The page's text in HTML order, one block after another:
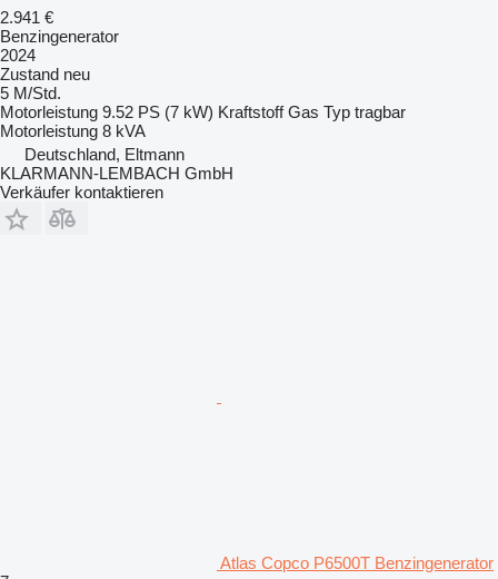
2.941 €
Benzingenerator
2024
Zustand neu
5 M/Std.
Motorleistung 9.52 PS (7 kW) Kraftstoff Gas Typ tragbar
Motorleistung 8 kVA
Deutschland, Eltmann
KLARMANN-LEMBACH GmbH
Verkäufer kontaktieren
Atlas Copco P6500T Benzingenerator